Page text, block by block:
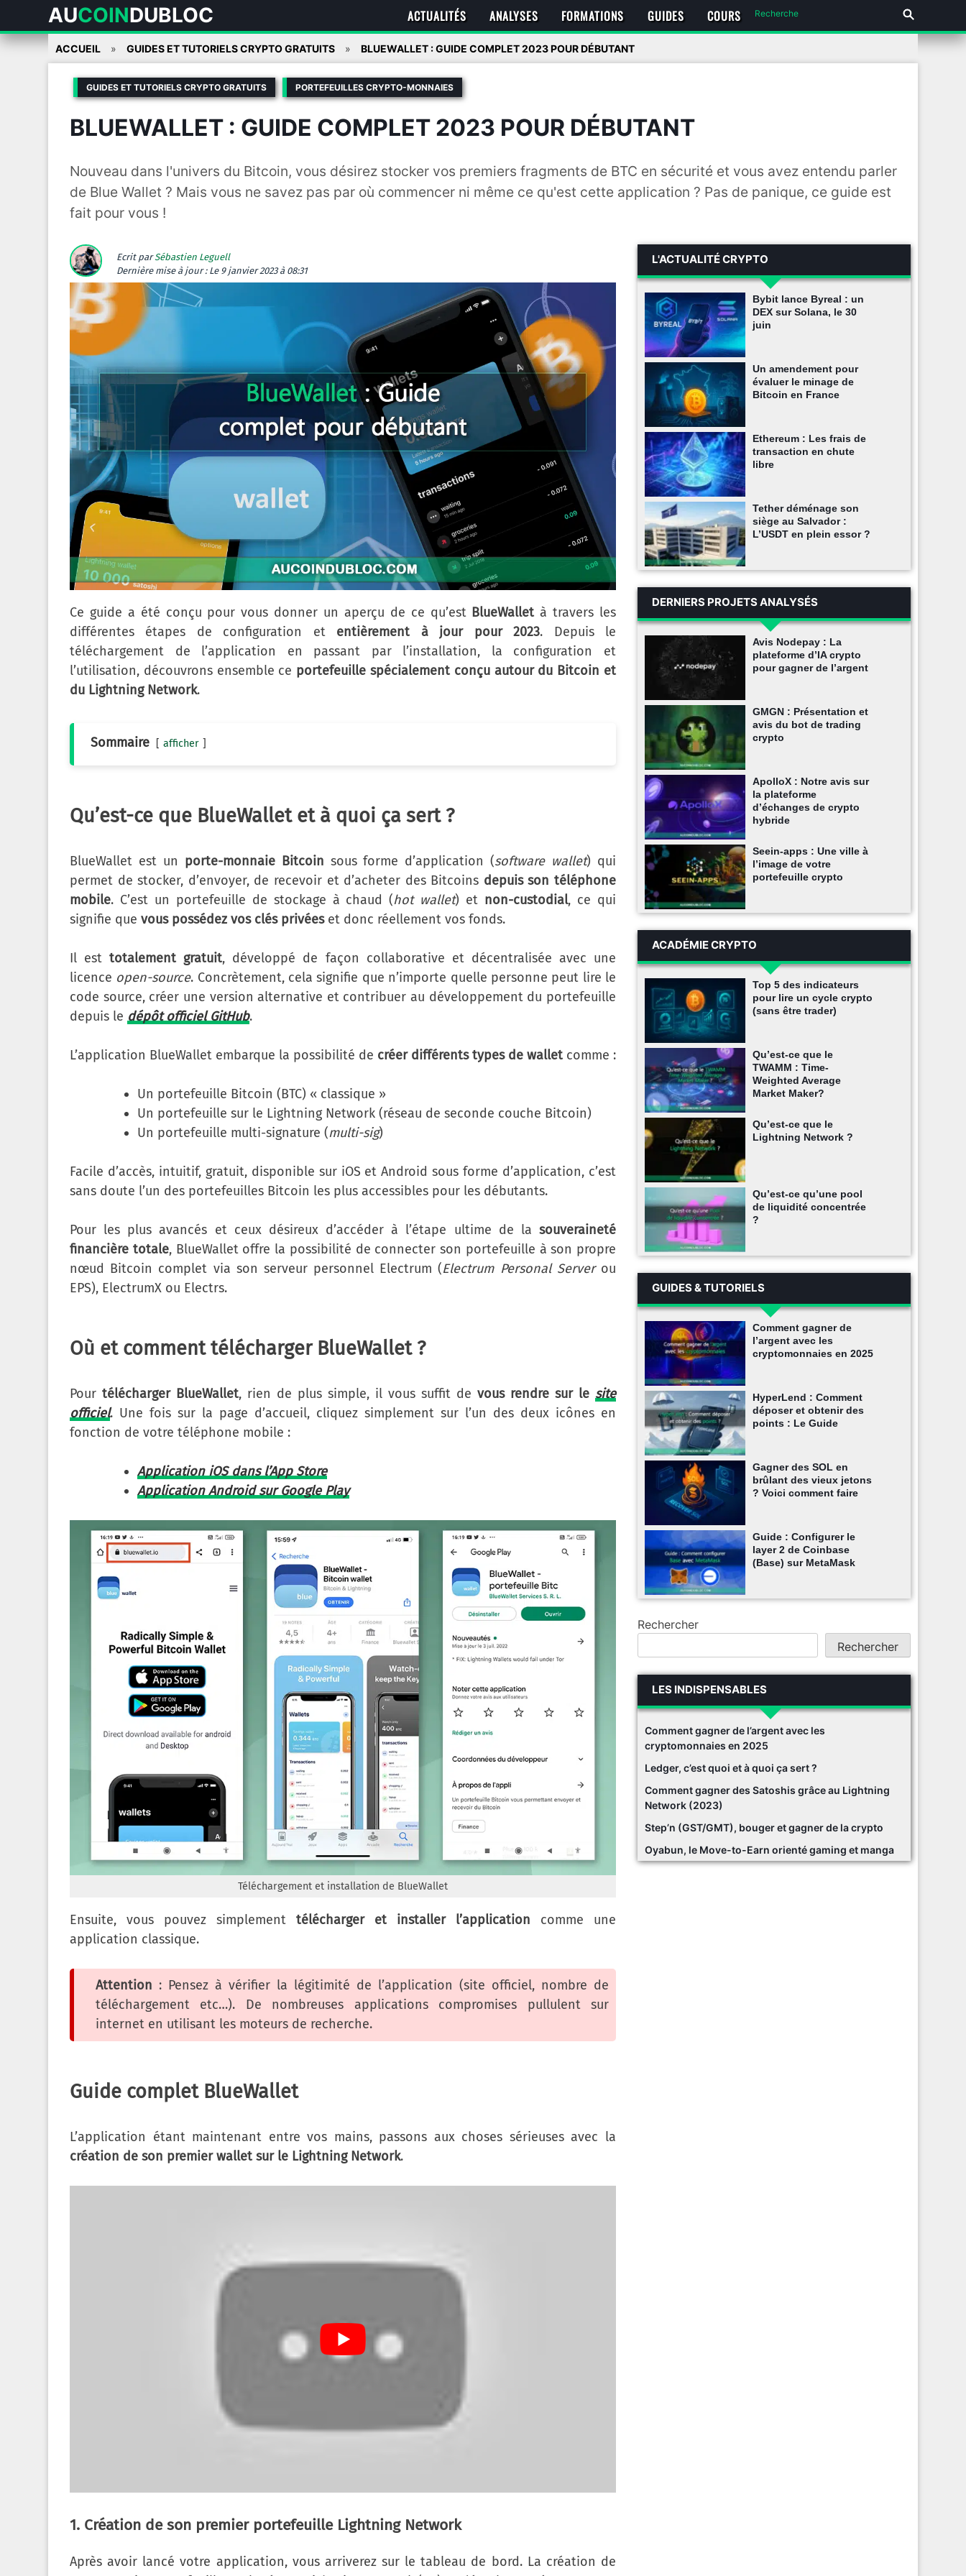
AUCOINDUBLOC ACTUALITÉS ANALYSES FORMATIONS GUIDES COURS
Skip
ACCUEIL GUIDES ET TUTORIELS CRYPTO GRATUITS BLUEWALLET : GUIDE COMPLET 2023 POUR DÉBUTANT
GUIDES ET TUTORIELS CRYPTO GRATUITS PORTEFEUILLES CRYPTO-MONNAIES
BLUEWALLET : GUIDE COMPLET 2023 POUR DÉBUTANT
Nouveau dans l'univers du Bitcoin, vous désirez stocker vos premiers fragments de BTC en sécurité et vous avez entendu parler
de Blue Wallet ? Mais vous ne savez pas par où commencer ni même ce qu'est cette application ? Pas de panique, ce guide est
fait pour vous !
Ecrit parSébastien Leguell
Dernière mise à jour : Le 9 janvier 2023 à 08:31
Ce guide a été conçu pour vous donner un aperçu de ce qu’est BlueWallet à travers les
différentes étapes de configuration et entièrement à jour pour 2023. Depuis le
téléchargement de l’application en passant par l’installation, la configuration et
l’utilisation, découvrons ensemble ce portefeuille spécialement conçu autour du Bitcoin et
du Lightning Network.
Sommaire afficher
Qu’est-ce que BlueWallet et à quoi ça sert ?
BlueWallet est un porte-monnaie Bitcoin sous forme d’application (software wallet) qui
permet de stocker, d’envoyer, de recevoir et d’acheter des Bitcoins depuis son téléphone
mobile. C’est un portefeuille de stockage à chaud (hot wallet) et non-custodial, ce qui
signifie que vous possédez vos clés privéeset donc réellement vos fonds.
Il esttotalement gratuit, développé de façon collaborative et décentralisée avec une
licence open-source. Concrètement, cela signifie que n’importe quelle personne peut lire le
code source, créer une version alternative et contribuer au développement du portefeuille
depuis le dépôt officiel GitHub.
L’application BlueWallet embarque la possibilité de créer différents types de wallet comme :
Un portefeuille Bitcoin (BTC) « classique »
Un portefeuille sur le Lightning Network (réseau de seconde couche Bitcoin)
Un portefeuille multi-signature (multi-sig)
Facile d’accès, intuitif, gratuit, disponible sur iOS et Android sous forme d’application, c’est
sans doute l’un des portefeuilles Bitcoin les plus accessibles pour les débutants.
Pour les plus avancés et ceux désireux d’accéder à l’étape ultime de la souveraineté
financière totale, BlueWallet offre la possibilité de connecter son portefeuille à son propre
nœud Bitcoin complet via son serveur personnel Electrum (Electrum Personal Serverou
EPS), ElectrumX ou Electrs.
Où et comment télécharger BlueWallet ?
Pour télécharger BlueWallet, rien de plus simple, il vous suffit de vous rendre sur le site
officiel. Une fois sur la page d’accueil, cliquez simplement sur l’un des deux icônes en
fonction de votre téléphone mobile :
Application iOS dans l’App Store
Application Android sur Google Play
Téléchargement et installation de BlueWallet
Ensuite, vous pouvez simplement télécharger et installer l’application comme une
application classique.
Attention : Pensez à vérifier la légitimité de l’application (site officiel, nombre de
téléchargement etc…). De nombreuses applications compromises pullulent sur
internet en utilisant les moteurs de recherche.
Guide complet BlueWallet
L’application étant maintenant entre vos mains, passons aux choses sérieuses avec la
création de son premier wallet sur le Lightning Network.
1. Création de son premier portefeuille Lightning Network
Après avoir lancé votre application, vous arriverez sur le tableau de bord. La création de
L'ACTUALITÉ CRYPTO
Bybit lance Byreal : un
DEX sur Solana, le 30
juin
Un amendement pour
évaluer le minage de
Bitcoin en France
Ethereum : Les frais de
transaction en chute
libre
Tether déménage son
siège au Salvador :
L’USDT en plein essor ?
DERNIERS PROJETS ANALYSÉS
Avis Nodepay : La
plateforme d’IA crypto
pour gagner de l’argent
GMGN : Présentation et
avis du bot de trading
crypto
ApolloX : Notre avis sur
la plateforme
d’échanges de crypto
hybride
Seein-apps : Une ville à
l’image de votre
portefeuille crypto
ACADÉMIE CRYPTO
Top 5 des indicateurs
pour lire un cycle crypto
(sans être trader)
Qu’est-ce que le
TWAMM : Time-
Weighted Average
Market Maker?
Qu’est-ce que le
Lightning Network ?
Qu’est-ce qu’une pool
de liquidité concentrée
?
GUIDES & TUTORIELS
Comment gagner de
l’argent avec les
cryptomonnaies en 2025
HyperLend : Comment
déposer et obtenir des
points : Le Guide
Gagner des SOL en
brûlant des vieux jetons
? Voici comment faire
Guide : Configurer le
layer 2 de Coinbase
(Base) sur MetaMask
Rechercher
Rechercher
LES INDISPENSABLES
Comment gagner de l’argent avec les
cryptomonnaies en 2025
Ledger, c’est quoi et à quoi ça sert ?
Comment gagner des Satoshis grâce au Lightning
Network (2023)
Step’n (GST/GMT), bouger et gagner de la crypto
Oyabun, le Move-to-Earn orienté gaming et manga